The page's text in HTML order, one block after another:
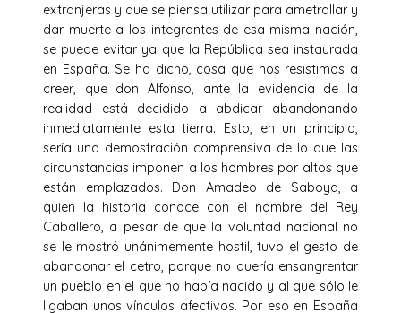
extranjeras y que se piensa utilizar para ametrallar y
dar muerte a los integrantes de esa misma nación,
se puede evitar ya que la República sea instaurada
en España. Se ha dicho, cosa que nos resistimos a
creer, que don Alfonso, ante la evidencia de la
realidad está decidido a abdicar abandonando
inmediatamente esta tierra. Esto, en un principio,
sería una demostración comprensiva de lo que las
circunstancias imponen a los hombres por altos que
están emplazados. Don Amadeo de Saboya, a
quien la historia conoce con el nombre del Rey
Caballero, a pesar de que la voluntad nacional no
se le mostró unánimemente hostil, tuvo el gesto de
abandonar el cetro, porque no quería ensangrentar
un pueblo en el que no había nacido y al que sólo le
ligaban unos vínculos afectivos. Por eso en España